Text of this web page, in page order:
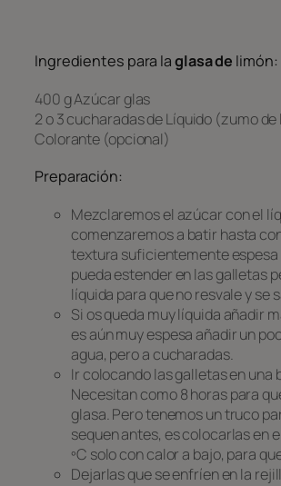
Ingredientes para laglasa de limón:
400 g Azúcar glas
2 o 3 cucharadas de Líquido (zumo
Colorante (opcional)
Preparación:
Mezclaremos el azúcar con el
comenzaremos a batir hasta
textura suficientemente espesa
pueda estender en las galletas
líquida para que no resvale y se
Si os queda muy líquida añadir
es aún muy espesa añadir un
agua, pero a cucharadas.
Ir colocando las galletas en una
Necesitan como 8 horas para
glasa. Pero tenemos un truco
sequen antes, es colocarlas en
ºC solo con calor a bajo, para
Dejarlas que se enfríen en la